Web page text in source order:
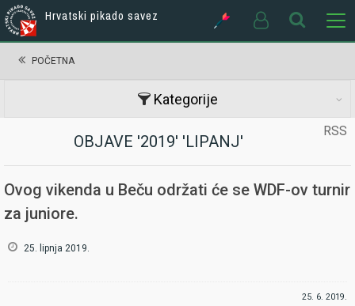
Hrvatski pikado savez
POČETNA
Kategorije
RSS
OBJAVE '2019' 'LIPANJ'
Ovog vikenda u Beču održati će se WDF-ov turnir
za juniore.
25. lipnja 2019.
25. 6. 2019.